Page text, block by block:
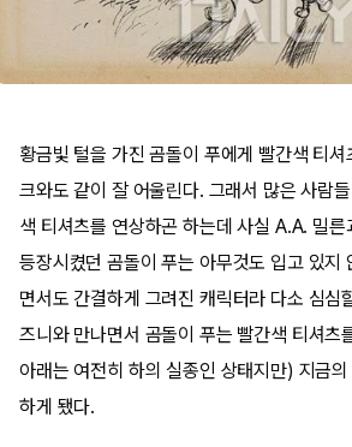
황금빛 털을 가진 곰돌이 푸에게 빨간색 티
크와도 같이 잘 어울린다. 그래서 많은 사람
색 티셔츠를 연상하곤 하는데 사실 A.A. 밀
등장시켰던 곰돌이 푸는 아무것도 입고 있지
면서도 간결하게 그려진 캐릭터라 다소 심심
즈니와 만나면서 곰돌이 푸는 빨간색 티셔츠
아래는 여전히 하의 실종인 상태지만) 지금
하게 됐다.